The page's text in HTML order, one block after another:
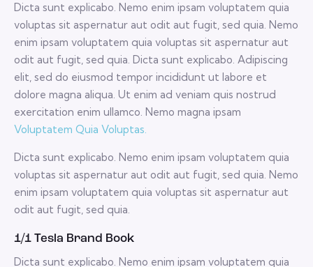
Dicta sunt explicabo. Nemo enim ipsam voluptatem quia
voluptas sit aspernatur aut odit aut fugit, sed quia. Nemo
enim ipsam voluptatem quia voluptas sit aspernatur aut
odit aut fugit, sed quia. Dicta sunt explicabo. Adipiscing
elit, sed do eiusmod tempor incididunt ut labore et
dolore magna aliqua. Ut enim ad veniam quis nostrud
exercitation enim ullamco. Nemo magna ipsam
Voluptatem Quia Voluptas.
Dicta sunt explicabo. Nemo enim ipsam voluptatem quia
voluptas sit aspernatur aut odit aut fugit, sed quia. Nemo
enim ipsam voluptatem quia voluptas sit aspernatur aut
odit aut fugit, sed quia.
1/1 Tesla Brand Book
Dicta sunt explicabo. Nemo enim ipsam voluptatem quia